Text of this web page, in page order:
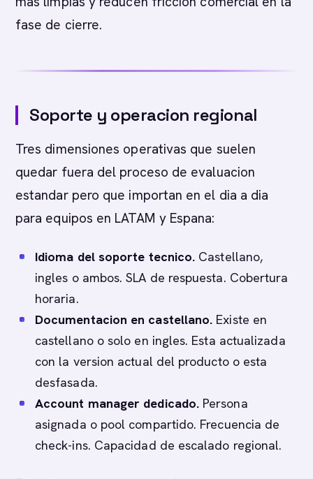
fase de cierre.
Soporte y operacion regional
Tres dimensiones operativas que suelen
quedar fuera del proceso de evaluacion
estandar pero que importan en el dia a dia
para equipos en LATAM y Espana:
Idioma del soporte tecnico. Castellano,
ingles o ambos. SLA de respuesta. Cobertura
horaria.
Documentacion en castellano. Existe en
castellano o solo en ingles. Esta actualizada
con la version actual del producto o esta
desfasada.
Account manager dedicado. Persona
asignada o pool compartido. Frecuencia de
check-ins. Capacidad de escalado regional.